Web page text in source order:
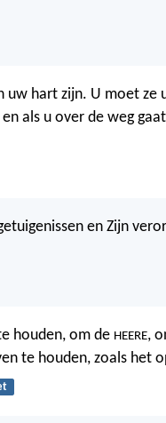
uw hart zijn. U moet ze
als u over de weg
en Zijn
houden, om de HEERE,
te houden, zoals het